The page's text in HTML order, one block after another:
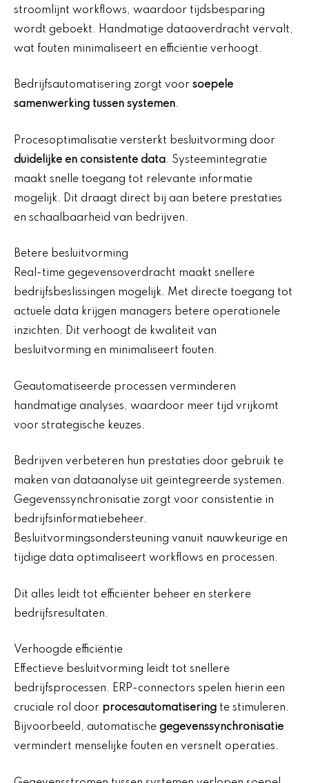
stroomlijnt workflows, waardoor tijdsbesparing
wordt geboekt. Handmatige dataoverdracht vervalt,
wat fouten minimaliseert en efficiëntie verhoogt.
Bedrijfsautomatisering zorgt voor soepele
samenwerking tussen systemen.
Procesoptimalisatie versterkt besluitvorming door
duidelijke en consistente data. Systeemintegratie
maakt snelle toegang tot relevante informatie
mogelijk. Dit draagt direct bij aan betere prestaties
en schaalbaarheid van bedrijven.
Betere besluitvorming
Real-time gegevensoverdracht maakt snellere
bedrijfsbeslissingen mogelijk. Met directe toegang tot
actuele data krijgen managers betere operationele
inzichten. Dit verhoogt de kwaliteit van
besluitvorming en minimaliseert fouten.
Geautomatiseerde processen verminderen
handmatige analyses, waardoor meer tijd vrijkomt
voor strategische keuzes.
Bedrijven verbeteren hun prestaties door gebruik te
maken van dataanalyse uit geïntegreerde systemen.
Gegevenssynchronisatie zorgt voor consistentie in
bedrijfsinformatiebeheer.
Besluitvormingsondersteuning vanuit nauwkeurige en
tijdige data optimaliseert workflows en processen.
Dit alles leidt tot efficiënter beheer en sterkere
bedrijfsresultaten.
Verhoogde efficiëntie
Effectieve besluitvorming leidt tot snellere
bedrijfsprocessen. ERP-connectors spelen hierin een
cruciale rol door procesautomatisering te stimuleren.
Bijvoorbeeld, automatische gegevenssynchronisatie
vermindert menselijke fouten en versnelt operaties.